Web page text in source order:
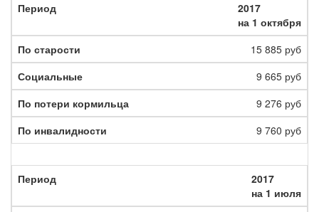
2017
на 1 октября
15 885 руб
9 665 руб
9 276 руб
9 760 руб
2017
на 1 июля